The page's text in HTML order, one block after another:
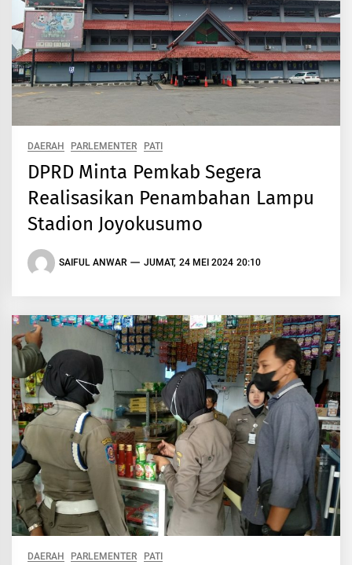
DAERAH PARLEMENTER PATI
DPRD Minta Pemkab Segera
Realisasikan Penambahan Lampu
Stadion Joyokusumo
SAIFUL ANWAR JUMAT, 24 MEI 2024 20:10
DAERAH PARLEMENTER PATI